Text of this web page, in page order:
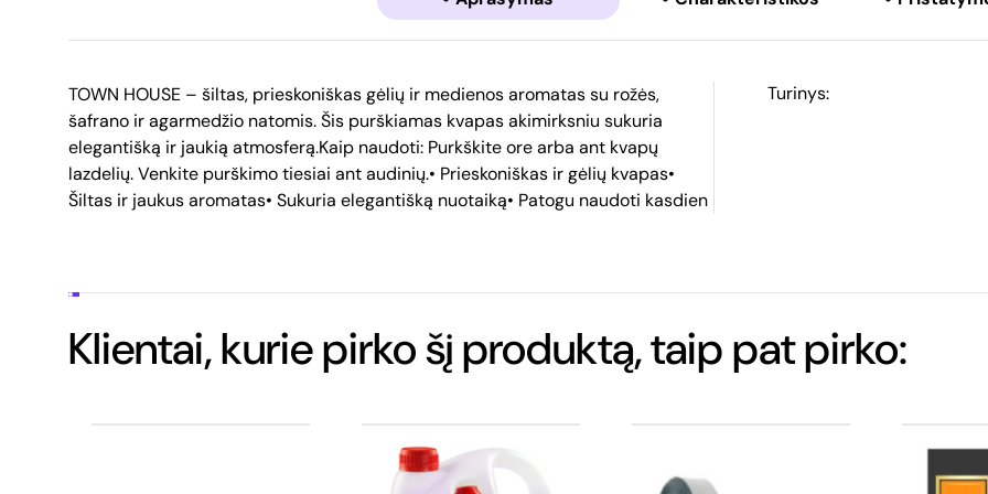
TOWN HOUSE – šiltas, prieskoniškas gėlių ir medienos aromatas su rožės,
šafrano ir agarmedžio natomis. Šis purškiamas kvapas akimirksniu sukuria
elegantišką ir jaukią atmosferą.Kaip naudoti: Purkškite ore arba ant kvapų
lazdelių. Venkite purškimo tiesiai ant audinių.• Prieskoniškas ir gėlių kvapas•
Šiltas ir jaukus aromatas• Sukuria elegantišką nuotaiką• Patogu naudoti kasdien
Turinys:
Klientai, kurie pirko šį produktą, taip pat pirko: